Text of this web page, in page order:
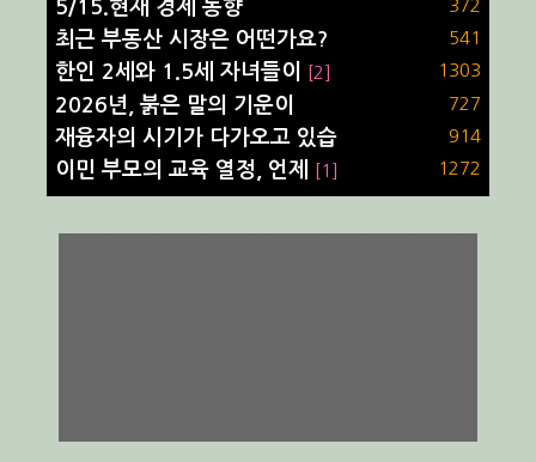
5/15.현재 경제 동향 372
최근 부동산 시장은 어떤가요? 541
한인 2세와 1.5세 자녀들이 [2] 1303
2026년, 붉은 말의 기운이 727
재융자의 시기가 다가오고 있습 914
이민 부모의 교육 열정, 언제 [1] 1272